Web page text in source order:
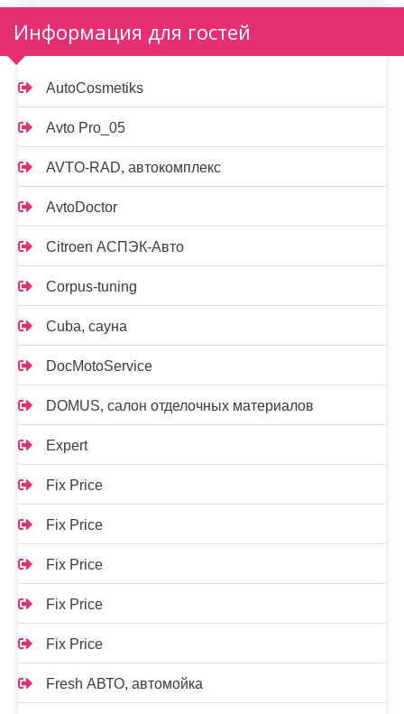
Информация для гостей
AutoCosmetiks
Avto Pro_05
AVTO-RAD, автокомплекс
AvtoDoctor
Citroen АСПЭК-Авто
Corpus-tuning
Cuba, сауна
DocMotoService
DOMUS, салон отделочных материалов
Expert
Fix Price
Fix Price
Fix Price
Fix Price
Fix Price
Fresh АВТО, автомойка